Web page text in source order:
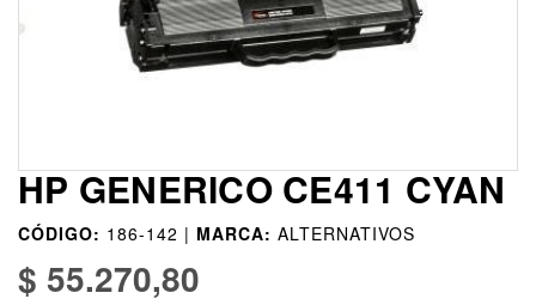
HP GENERICO CE411 CYAN
CÓDIGO: 186-142 | MARCA: ALTERNATIVOS
$ 55.270,80